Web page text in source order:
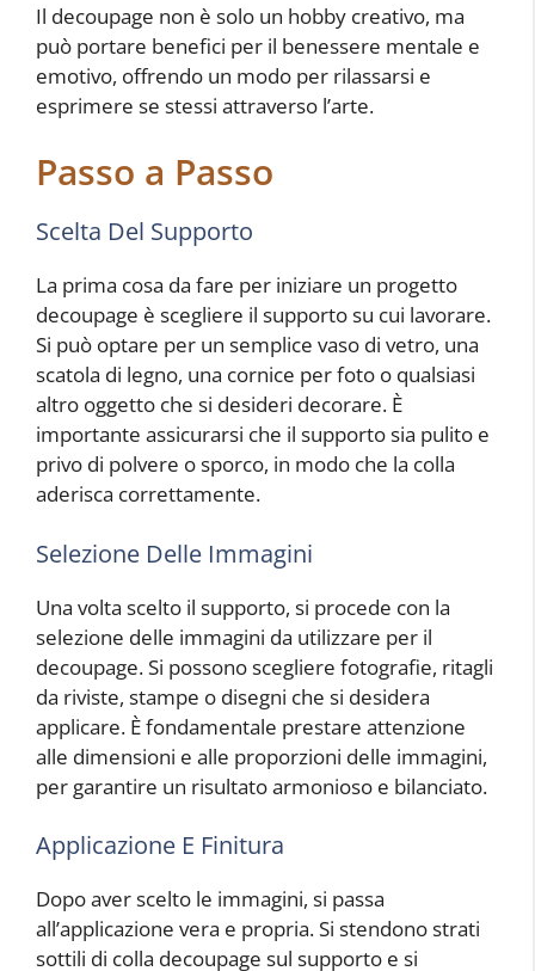
Il decoupage non è solo un hobby creativo, ma
può portare benefici per il benessere mentale e
emotivo, offrendo un modo per rilassarsi e
esprimere se stessi attraverso l’arte.
Passo a Passo
Scelta Del Supporto
La prima cosa da fare per iniziare un progetto
decoupage è scegliere il supporto su cui lavorare.
Si può optare per un semplice vaso di vetro, una
scatola di legno, una cornice per foto o qualsiasi
altro oggetto che si desideri decorare. È
importante assicurarsi che il supporto sia pulito e
privo di polvere o sporco, in modo che la colla
aderisca correttamente.
Selezione Delle Immagini
Una volta scelto il supporto, si procede con la
selezione delle immagini da utilizzare per il
decoupage. Si possono scegliere fotografie, ritagli
da riviste, stampe o disegni che si desidera
applicare. È fondamentale prestare attenzione
alle dimensioni e alle proporzioni delle immagini,
per garantire un risultato armonioso e bilanciato.
Applicazione E Finitura
Dopo aver scelto le immagini, si passa
all’applicazione vera e propria. Si stendono strati
sottili di colla decoupage sul supporto e si